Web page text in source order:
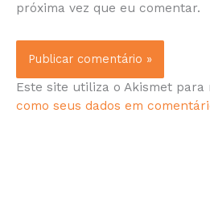
próxima vez que eu comentar.
Este site utiliza o Akismet para
como seus dados em